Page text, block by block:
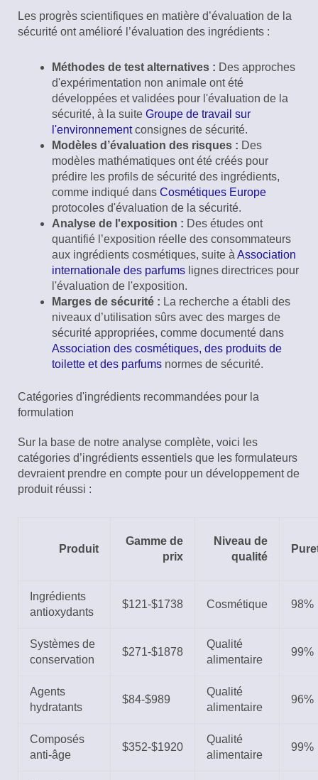
Les progrès scientifiques en matière d’évaluation de la
sécurité ont amélioré l’évaluation des ingrédients :
Méthodes de test alternatives : Des approches
d'expérimentation non animale ont été
développées et validées pour l'évaluation de la
sécurité, à la suite Groupe de travail sur
l'environnementconsignes de sécurité.
Modèles d’évaluation des risques : Des
modèles mathématiques ont été créés pour
prédire les profils de sécurité des ingrédients,
comme indiqué dans Cosmétiques Europe
protocoles d'évaluation de la sécurité.
Analyse de l'exposition : Des études ont
quantifié l’exposition réelle des consommateurs
aux ingrédients cosmétiques, suite à Association
internationale des parfums lignes directrices pour
l'évaluation de l'exposition.
Marges de sécurité : La recherche a établi des
niveaux d’utilisation sûrs avec des marges de
sécurité appropriées, comme documenté dans
Association des cosmétiques, des produits de
toilette et des parfums normes de sécurité.
Catégories d'ingrédients recommandées pour la
formulation
Sur la base de notre analyse complète, voici les
catégories d’ingrédients essentiels que les formulateurs
devraient prendre en compte pour un développement de
produit réussi :
Produit
Gamme de
prix
Niveau de
qualité
Ingrédients
antioxydants
$121-$1738 Cosmétique 98%
Systèmes de
conservation
$271-$1878
Qualité
alimentaire
99%
Agents
hydratants
$84-$989
Qualité
alimentaire
96%
Composés
anti-âge
$352-$1920
Qualité
alimentaire
99%